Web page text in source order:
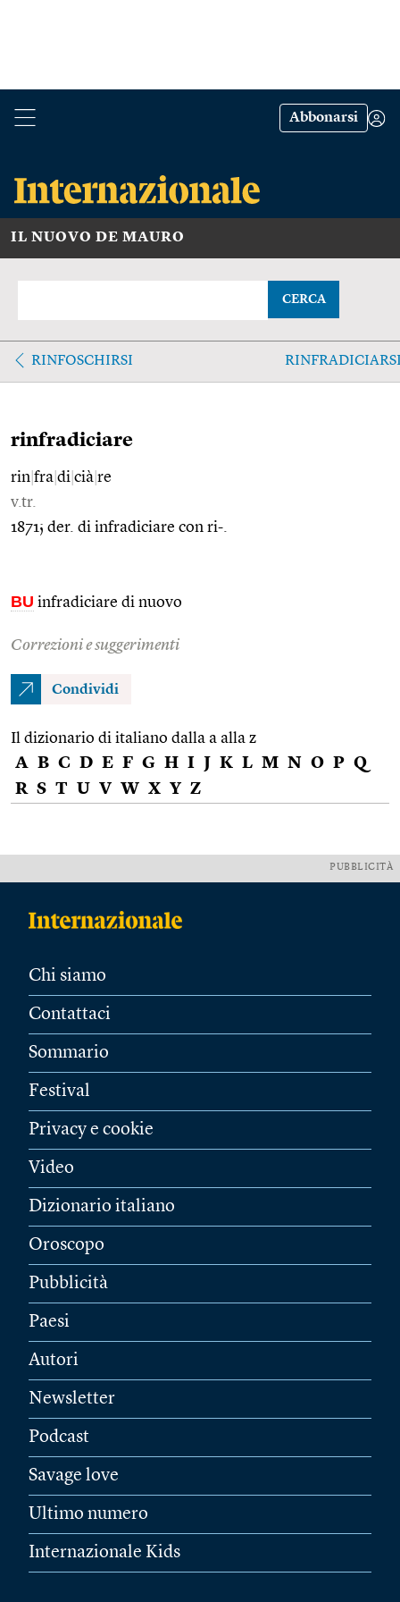
Abbonarsi
IL NUOVO DE MAURO
CERCA
RINFOSCHIRSI
rinfradiciare
rin fra di cià re
v.tr.
1871; der. di infradiciare con ri-.
BU infradiciare di nuovo
Correzioni e suggerimenti
Condividi
Il dizionario di italiano dalla a alla z
A B C D E F G H I J K L M N O P Q
R S T U V W X Y Z
PUBBLICITÀ
Chi siamo
Contattaci
Sommario
Festival
Privacy e cookie
Video
Dizionario italiano
Oroscopo
Pubblicità
Paesi
Autori
Newsletter
Podcast
Savage love
Ultimo numero
Internazionale Kids